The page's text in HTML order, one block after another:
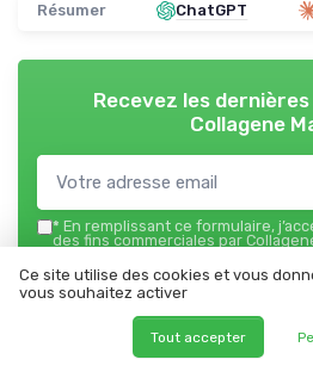
Résumer ChatGPT
Recevez les
Collagene
* En remplissant ce formulaire,
des fins commerciales par
Collagene Marin
Ajoutez-nous à vos sources
Ce site utilise des cookies et vous
vous souhaitez activer
Tout accepter